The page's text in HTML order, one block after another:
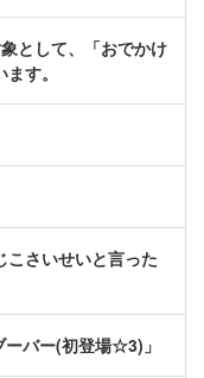
として、「おでかけ
す。
さいせいと言った
ーバー(初登場☆3)」